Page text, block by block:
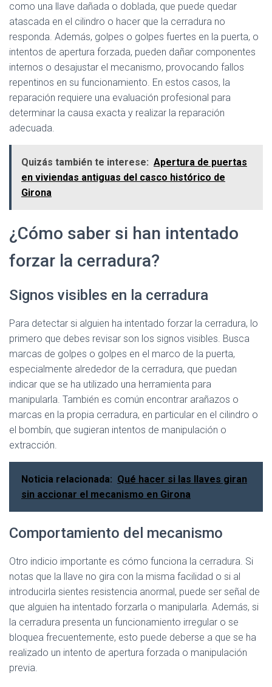
como una llave dañada o doblada, que puede quedar
atascada en el cilindro o hacer que la cerradura no
responda. Además, golpes o golpes fuertes en la puerta, o
intentos de apertura forzada, pueden dañar componentes
internos o desajustar el mecanismo, provocando fallos
repentinos en su funcionamiento. En estos casos, la
reparación requiere una evaluación profesional para
determinar la causa exacta y realizar la reparación
adecuada.
Quizás también te interese: Apertura de puertas
en viviendas antiguas del casco histórico de
Girona
¿Cómo saber si han intentado
forzar la cerradura?
Signos visibles en la cerradura
Para detectar si alguien ha intentado forzar la cerradura, lo
primero que debes revisar son los signos visibles. Busca
marcas de golpes o golpes en el marco de la puerta,
especialmente alrededor de la cerradura, que puedan
indicar que se ha utilizado una herramienta para
manipularla. También es común encontrar arañazos o
marcas en la propia cerradura, en particular en el cilindro o
el bombín, que sugieran intentos de manipulación o
extracción.
Noticia relacionada: Qué hacer si las llaves giran
sin accionar el mecanismo en Girona
Comportamiento del mecanismo
Otro indicio importante es cómo funciona la cerradura. Si
notas que la llave no gira con la misma facilidad o si al
introducirla sientes resistencia anormal, puede ser señal de
que alguien ha intentado forzarla o manipularla. Además, si
la cerradura presenta un funcionamiento irregular o se
bloquea frecuentemente, esto puede deberse a que se ha
realizado un intento de apertura forzada o manipulación
previa.